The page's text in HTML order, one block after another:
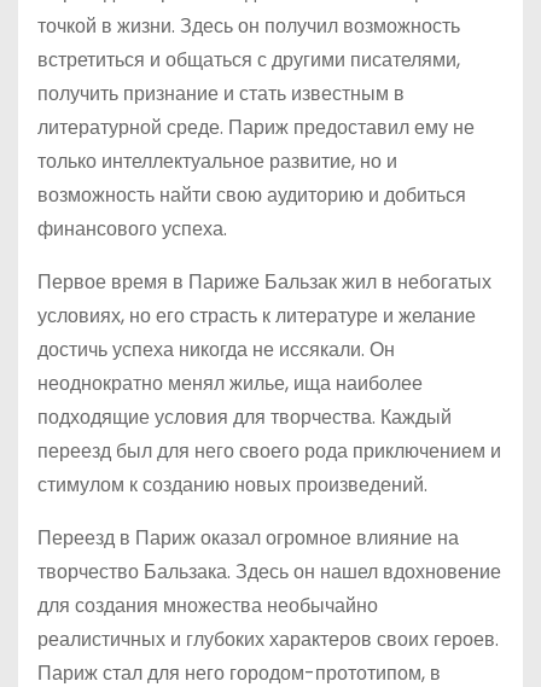
точкой в жизни. Здесь он получил возможность
встретиться и общаться с другими писателями,
получить признание и стать известным в
литературной среде. Париж предоставил ему не
только интеллектуальное развитие, но и
возможность найти свою аудиторию и добиться
финансового успеха.
Первое время в Париже Бальзак жил в небогатых
условиях, но его страсть к литературе и желание
достичь успеха никогда не иссякали. Он
неоднократно менял жилье, ища наиболее
подходящие условия для творчества. Каждый
переезд был для него своего рода приключением и
стимулом к созданию новых произведений.
Переезд в Париж оказал огромное влияние на
творчество Бальзака. Здесь он нашел вдохновение
для создания множества необычайно
реалистичных и глубоких характеров своих героев.
Париж стал для него городом-прототипом, в